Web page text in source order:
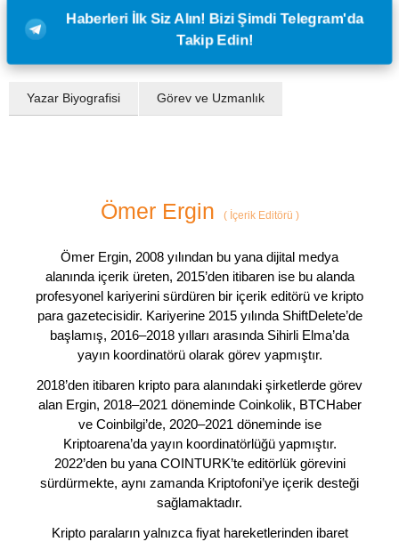
Haberleri İlk Siz Alın! Bizi Şimdi Telegram'da
Takip Edin!
Yazar Biyografisi Görev ve Uzmanlık
Ömer Ergin (İçerik Editörü )
Ömer Ergin, 2008 yılından bu yana dijital medya
alanında içerik üreten, 2015’den itibaren ise bu alanda
profesyonel kariyerini sürdüren bir içerik editörü ve kripto
para gazetecisidir. Kariyerine 2015 yılında ShiftDelete’de
başlamış, 2016–2018 yılları arasında Sihirli Elma’da
yayın koordinatörü olarak görev yapmıştır.
2018’den itibaren kripto para alanındaki şirketlerde görev
alan Ergin, 2018–2021 döneminde Coinkolik, BTCHaber
ve Coinbilgi’de, 2020–2021 döneminde ise
Kriptoarena’da yayın koordinatörlüğü yapmıştır.
2022’den bu yana COINTURK’te editörlük görevini
sürdürmekte, aynı zamanda Kriptofoni’ye içerik desteği
sağlamaktadır.
Kripto paraların yalnızca fiyat hareketlerinden ibaret